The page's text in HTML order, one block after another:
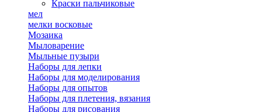
Краски пальчиковые
мел
мелки восковые
Мозаика
Мыловарение
Мыльные пузыри
Наборы для лепки
Наборы для моделирования
Наборы для опытов
Наборы для плетения, вязания
Наборы для рисования